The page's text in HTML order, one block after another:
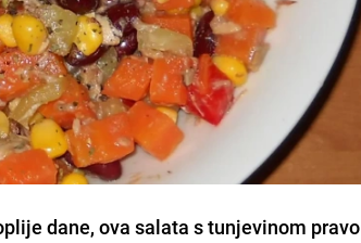
dane, ova salata s tunjevinom pravo